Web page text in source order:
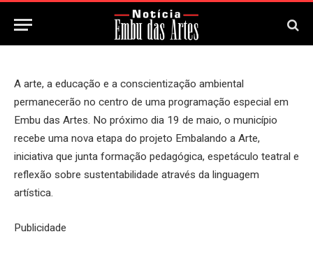
14 de Maio, 2026 Updated: 14 de Maio, 2026
A arte, a educação e a conscientização ambiental
permanecerão no centro de uma programação especial em
Embu das Artes. No próximo dia 19 de maio, o município
recebe uma nova etapa do projeto Embalando a Arte,
iniciativa que junta formação pedagógica, espetáculo teatral e
reflexão sobre sustentabilidade através da linguagem
artística.
Publicidade